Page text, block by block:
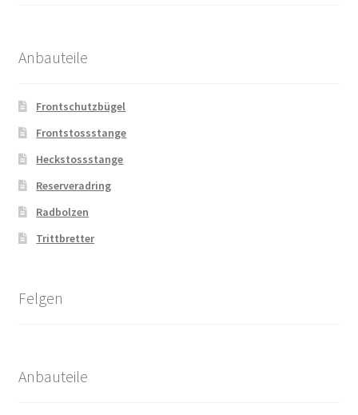
Anbauteile
Frontschutzbügel
Frontstossstange
Heckstossstange
Reserveradring
Radbolzen
Trittbretter
Felgen
Anbauteile